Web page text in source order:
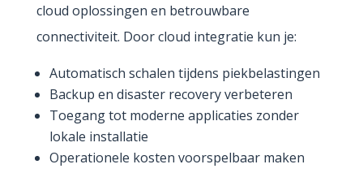
cloud oplossingen en betrouwbare
connectiviteit. Door cloud integratie kun je:
Automatisch schalen tijdens piekbelastingen
Backup en disaster recovery verbeteren
Toegang tot moderne applicaties zonder
lokale installatie
Operationele kosten voorspelbaar maken